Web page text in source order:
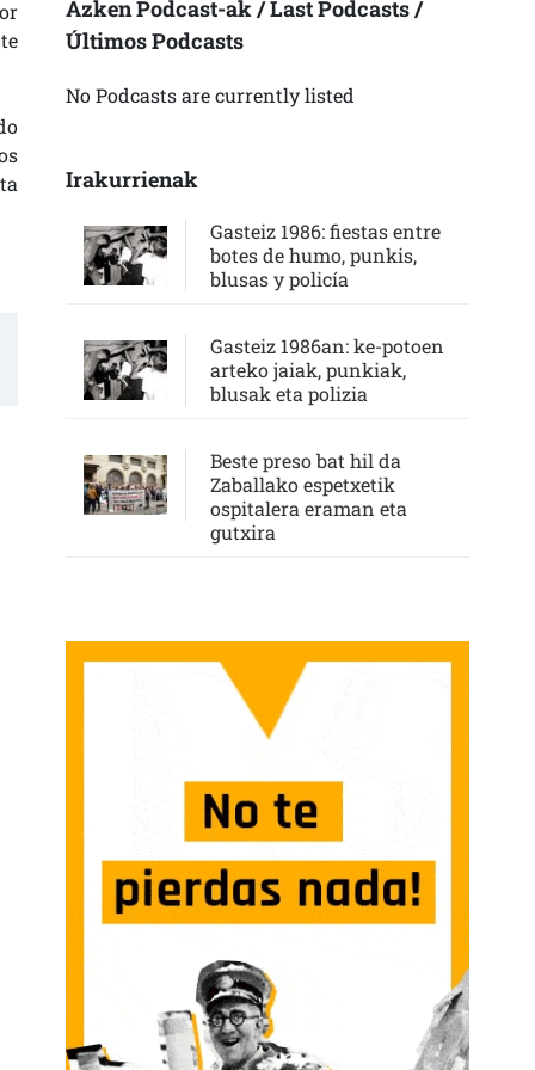
Azken Podcast-ak / Last Podcasts /
Últimos Podcasts
No Podcasts are currently listed
Irakurrienak
Gasteiz 1986: fiestas entre
botes de humo, punkis,
blusas y policía
Gasteiz 1986an: ke-potoen
arteko jaiak, punkiak,
blusak eta polizia
Beste preso bat hil da
Zaballako espetxetik
ospitalera eraman eta
gutxira